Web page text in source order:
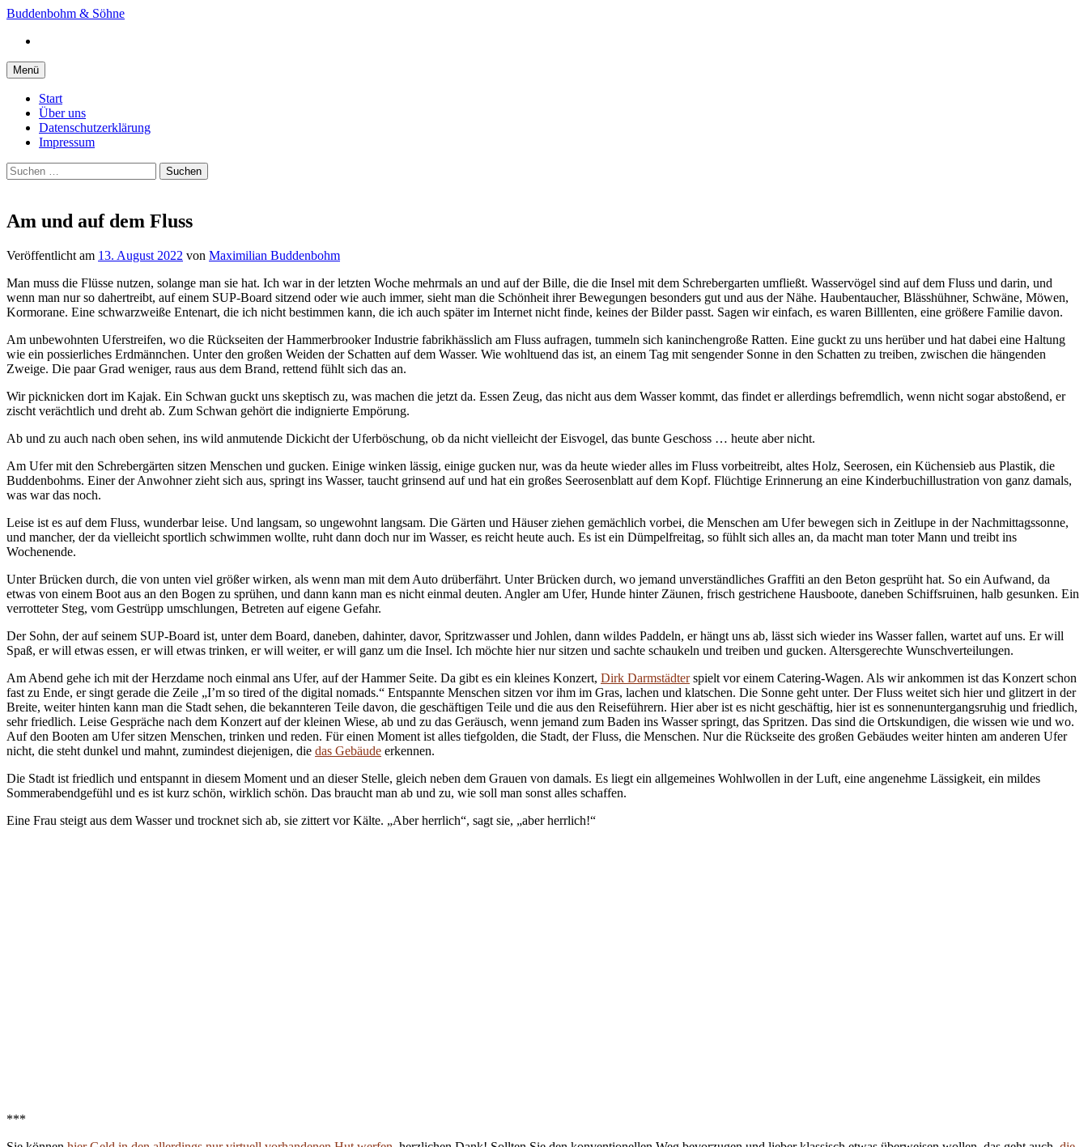
Springe
Inhalt
Buddenbohm & Söhne
Menü
Start
Über uns
Datenschutzerklärung
Impressum
Suchen
nach:
Am und auf dem Fluss
Veröffentlicht am 13. August 2022 von Maximilian Buddenbohm
Man muss die Flüsse nutzen, solange man sie hat. Ich war in der letzten Woche mehrmals an und auf der Bille, die die Insel mit dem Schrebergarten umfließt. Wasservögel sind auf dem Fluss und darin, und
wenn man nur so dahertreibt, auf einem SUP-Board sitzend oder wie auch immer, sieht man die Schönheit ihrer Bewegungen besonders gut und aus der Nähe. Haubentaucher, Blässhühner, Schwäne, Möwen,
Kormorane. Eine schwarzweiße Entenart, die ich nicht bestimmen kann, die ich auch später im Internet nicht finde, keines der Bilder passt. Sagen wir einfach, es waren Billlenten, eine größere Familie davon.
Am unbewohnten Uferstreifen, wo die Rückseiten der Hammerbrooker Industrie fabrikhässlich am Fluss aufragen, tummeln sich kaninchengroße Ratten. Eine guckt zu uns herüber und hat dabei eine Haltung
wie ein possierliches Erdmännchen. Unter den großen Weiden der Schatten auf dem Wasser. Wie wohltuend das ist, an einem Tag mit sengender Sonne in den Schatten zu treiben, zwischen die hängenden
Zweige. Die paar Grad weniger, raus aus dem Brand, rettend fühlt sich das an.
Wir picknicken dort im Kajak. Ein Schwan guckt uns skeptisch zu, was machen die jetzt da. Essen Zeug, das nicht aus dem Wasser kommt, das findet er allerdings befremdlich, wenn nicht sogar abstoßend, er
zischt verächtlich und dreht ab. Zum Schwan gehört die indignierte Empörung.
Ab und zu auch nach oben sehen, ins wild anmutende Dickicht der Uferböschung, ob da nicht vielleicht der Eisvogel, das bunte Geschoss … heute aber nicht.
Am Ufer mit den Schrebergärten sitzen Menschen und gucken. Einige winken lässig, einige gucken nur, was da heute wieder alles im Fluss vorbeitreibt, altes Holz, Seerosen, ein Küchensieb aus Plastik, die
Buddenbohms. Einer der Anwohner zieht sich aus, springt ins Wasser, taucht grinsend auf und hat ein großes Seerosenblatt auf dem Kopf. Flüchtige Erinnerung an eine Kinderbuchillustration von ganz damals,
was war das noch.
Leise ist es auf dem Fluss, wunderbar leise. Und langsam, so ungewohnt langsam. Die Gärten und Häuser ziehen gemächlich vorbei, die Menschen am Ufer bewegen sich in Zeitlupe in der Nachmittagssonne,
und mancher, der da vielleicht sportlich schwimmen wollte, ruht dann doch nur im Wasser, es reicht heute auch. Es ist ein Dümpelfreitag, so fühlt sich alles an, da macht man toter Mann und treibt ins
Wochenende.
Unter Brücken durch, die von unten viel größer wirken, als wenn man mit dem Auto drüberfährt. Unter Brücken durch, wo jemand unverständliches Graffiti an den Beton gesprüht hat. So ein Aufwand, da
etwas von einem Boot aus an den Bogen zu sprühen, und dann kann man es nicht einmal deuten. Angler am Ufer, Hunde hinter Zäunen, frisch gestrichene Hausboote, daneben Schiffsruinen, halb gesunken. Ein
verrotteter Steg, vom Gestrüpp umschlungen, Betreten auf eigene Gefahr.
Der Sohn, der auf seinem SUP-Board ist, unter dem Board, daneben, dahinter, davor, Spritzwasser und Johlen, dann wildes Paddeln, er hängt uns ab, lässt sich wieder ins Wasser fallen, wartet auf uns. Er will
Spaß, er will etwas essen, er will etwas trinken, er will weiter, er will ganz um die Insel. Ich möchte hier nur sitzen und sachte schaukeln und treiben und gucken. Altersgerechte Wunschverteilungen.
Am Abend gehe ich mit der Herzdame noch einmal ans Ufer, auf der Hammer Seite. Da gibt es ein kleines Konzert, Dirk Darmstädterspielt vor einem Catering-Wagen. Als wir ankommen ist das Konzert schon
fast zu Ende, er singt gerade die Zeile „I’m so tired of the digital nomads.“ Entspannte Menschen sitzen vor ihm im Gras, lachen und klatschen. Die Sonne geht unter. Der Fluss weitet sich hier und glitzert in der
Breite, weiter hinten kann man die Stadt sehen, die bekannteren Teile davon, die geschäftigen Teile und die aus den Reiseführern. Hier aber ist es nicht geschäftig, hier ist es sonnenuntergangsruhig und friedlich,
sehr friedlich. Leise Gespräche nach dem Konzert auf der kleinen Wiese, ab und zu das Geräusch, wenn jemand zum Baden ins Wasser springt, das Spritzen. Das sind die Ortskundigen, die wissen wie und wo.
Auf den Booten am Ufer sitzen Menschen, trinken und reden. Für einen Moment ist alles tiefgolden, die Stadt, der Fluss, die Menschen. Nur die Rückseite des großen Gebäudes weiter hinten am anderen Ufer
nicht, die steht dunkel und mahnt, zumindest diejenigen, die das Gebäude erkennen.
Die Stadt ist friedlich und entspannt in diesem Moment und an dieser Stelle, gleich neben dem Grauen von damals. Es liegt ein allgemeines Wohlwollen in der Luft, eine angenehme Lässigkeit, ein mildes
Sommerabendgefühl und es ist kurz schön, wirklich schön. Das braucht man ab und zu, wie soll man sonst alles schaffen.
Eine Frau steigt aus dem Wasser und trocknet sich ab, sie zittert vor Kälte. „Aber herrlich“, sagt sie, „aber herrlich!“
***